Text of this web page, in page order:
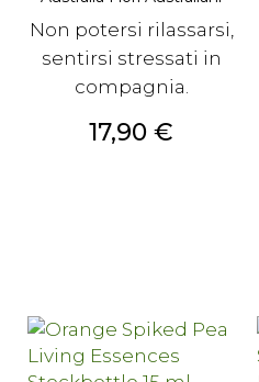
Non potersi rilassarsi,
sentirsi stressati in
compagnia.
Prezzo
17,90 €